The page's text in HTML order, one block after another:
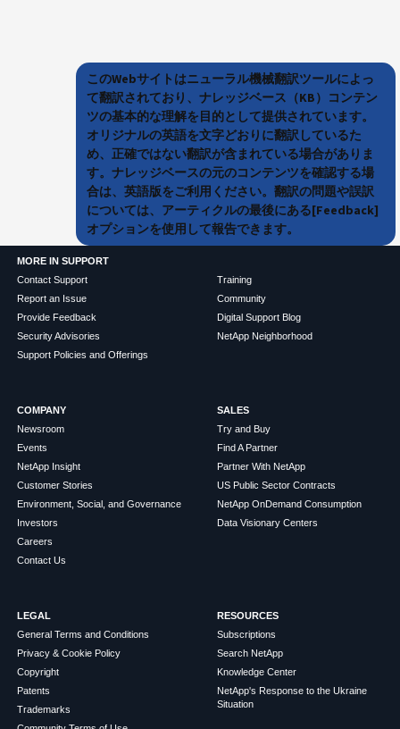
このWebサイトはニューラル機械翻訳ツールによっ
て翻訳されており、ナレッジベース（KB）コンテン
ツの基本的な理解を目的として提供されています。
オリジナルの英語を文字どおりに翻訳しているた
め、正確ではない翻訳が含まれている場合がありま
す。ナレッジベースの元のコンテンツを確認する場
合は、英語版をご利用ください。翻訳の問題や誤訳
については、アーティクルの最後にある[Feedback]
オプションを使用して報告できます。
MORE IN SUPPORT
Contact Support
Report an Issue
Provide Feedback
Security Advisories
Support Policies and Offerings
Training
Community
Digital Support Blog
NetApp Neighborhood
COMPANY
Newsroom
Events
NetApp Insight
Customer Stories
Environment, Social, and Governance
Investors
Careers
Contact Us
SALES
Try and Buy
Find A Partner
Partner With NetApp
US Public Sector Contracts
NetApp OnDemand Consumption
Data Visionary Centers
LEGAL
General Terms and Conditions
Privacy & Cookie Policy
Copyright
Patents
Trademarks
RESOURCES
Subscriptions
Search NetApp
Knowledge Center
NetApp's Response to the Ukraine
Situation